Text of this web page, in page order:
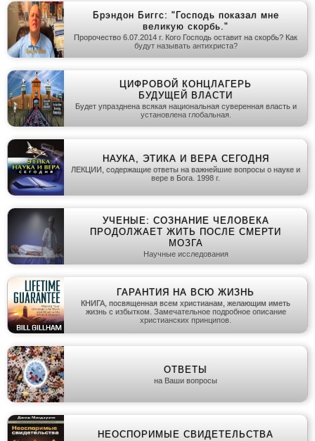
Брэндон Биггс: "Господь показал мне
великую скорбь."
Пророчество 6.07.2014 г. Кого Господь оставит на скорбь? Как
будут называть антихриста?
ЦИФРОВОЙ КОНЦЛАГЕРЬ
БУДУЩЕЙ ВЛАСТИ
Будет упразднена всякая национальная суверенная власть и
установлена глобальная.
НАУКА, ЭТИКА И ВЕРА СЕГОДНЯ
ЛЕКЦИИ, содержащие ответы на важнейшие вопросы о науке и
вере в Бога. 1998 г.
УЧЕНЫЕ: СОЗНАНИЕ ЧЕЛОВЕКА
ПРОДОЛЖАЕТ ЖИТЬ ПОСЛЕ СМЕРТИ
МОЗГА
Научные исследования
ГАРАНТИЯ НА ВСЮ ЖИЗНЬ
КНИГА, посвященная всем христианам, желающим иметь
жизнь с избытком. Замечательное подробное описание
христианских принципов.
ОТВЕТЫ
на Ваши вопросы
НЕОСПОРИМЫЕ СВИДЕТЕЛЬСТВА